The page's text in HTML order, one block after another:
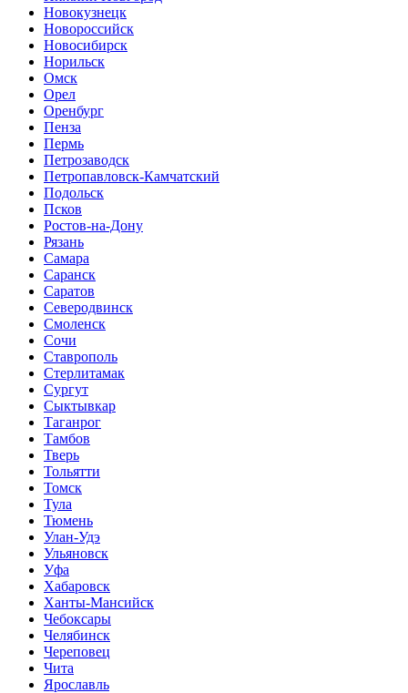
Новокузнецк
Новороссийск
Новосибирск
Норильск
Омск
Орел
Оренбург
Пенза
Пермь
Петрозаводск
Петропавловск-Камчатский
Подольск
Псков
Ростов-на-Дону
Рязань
Самара
Саранск
Саратов
Северодвинск
Смоленск
Сочи
Ставрополь
Стерлитамак
Сургут
Сыктывкар
Таганрог
Тамбов
Тверь
Тольятти
Томск
Тула
Тюмень
Улан-Удэ
Ульяновск
Уфа
Хабаровск
Ханты-Мансийск
Чебоксары
Челябинск
Череповец
Чита
Ярославль